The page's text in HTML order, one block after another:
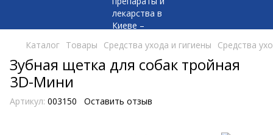
Каталог Товары Средства ухода и гигиены Средства
Зубная щетка для собак тройная
3D-Мини
Артикул: 003150 Оставить отзыв